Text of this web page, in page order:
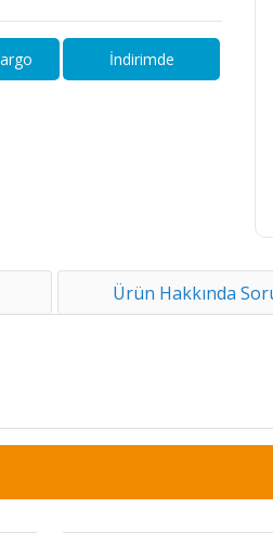
İndirimde
Ürün Hakkında